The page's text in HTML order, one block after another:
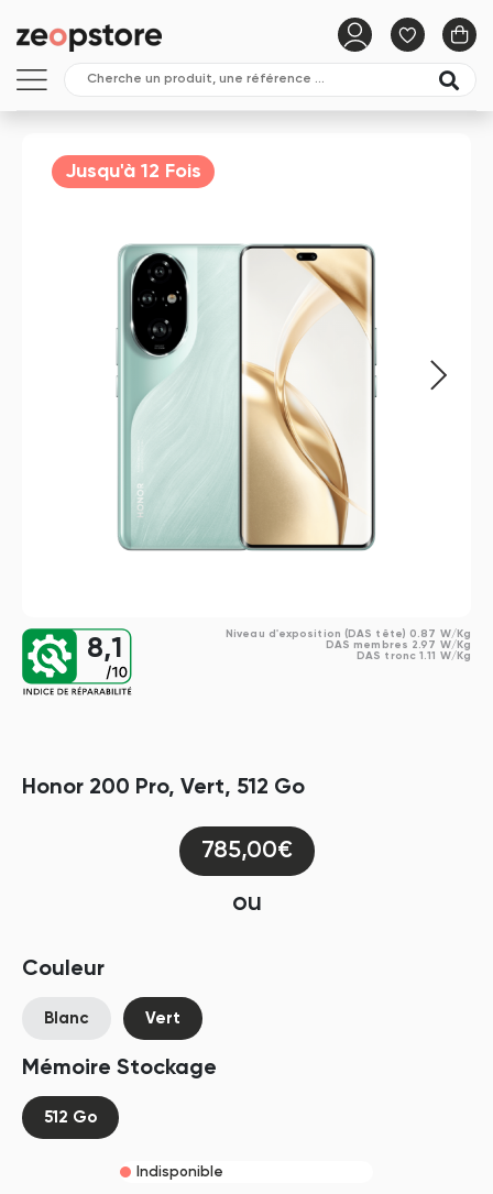
8,1
Niveau d'exposition (DAS tête) 0.87 W/Kg
DAS membres 2.97 W/Kg
DAS tronc 1.11 W/Kg
Honor 200 Pro, Vert, 512 Go
785,00€
ou
Couleur
Blanc Vert
Mémoire Stockage
512 Go
Indisponible